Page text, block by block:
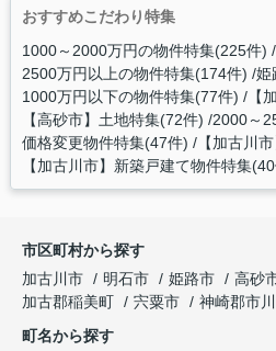
おすすめこだわり特集
1000～2000万円の物件特集(225件)
2500万円以上の物件特集(174件) 姫
1000万円以下の物件特集(77件) 【
【高砂市】土地特集(72件) 2000～
価格変更物件特集(47件) 【加古川
【加古川市】新築戸建て物件特集
市区町村から探す
加古川市
明石市 姫路市 高砂
加古郡稲美町
宍粟市
神崎郡市
町名から探す